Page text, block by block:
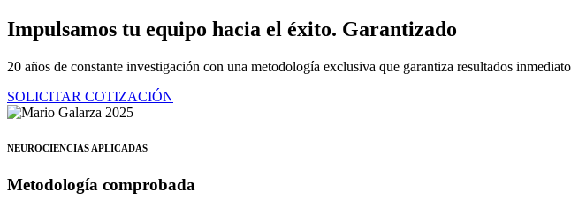
Ir
al
Impulsamos tu equipo hacia el éxito. Garantizado
20 años de constante investigación con una metodología exclusiva que garantiza resultados
SOLICITAR COTIZACIÓN
NEUROCIENCIAS APLICADAS
Metodología comprobada